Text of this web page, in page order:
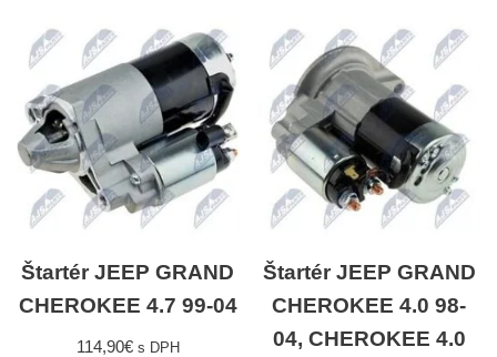
Štartér JEEP GRAND
CHEROKEE 4.7 99-04
114,90€ s DPH
Štartér JEEP GRAND
CHEROKEE 4.0 98-
04, CHEROKEE 4.0